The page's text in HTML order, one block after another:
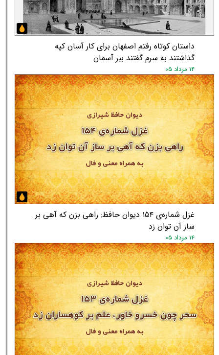
داستان کوتاه رفتم اصفهان برای کار آسان کپه
گذاشتند به سرم گفتند ببر آسمان
۱۴ مرداد ۰۵
غزل شماره‌ی ۱۵۴ دیوان حافظ: راهی بزن که آهی بر
ساز آن توان زد
۱۴ مرداد ۰۵